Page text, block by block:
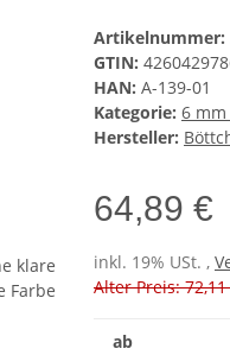
Artikelnummer:
GTIN:
HAN: A-139-01
Kategorie: 6 mm
Hersteller:
64,89 €
inkl. 19% USt. ,
Alter Preis: 72,11
ab